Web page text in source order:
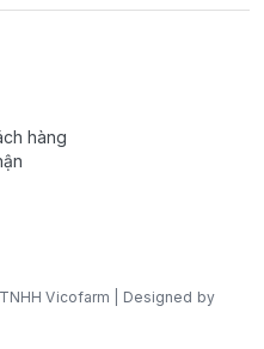
hàng
Vicofarm | Designed by